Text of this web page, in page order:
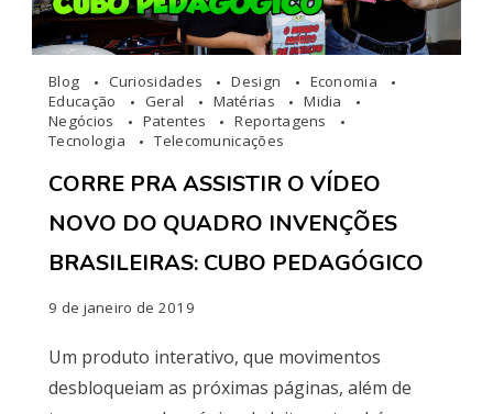
Blog Curiosidades Design
Economia
Educação
Geral Matérias
Midia
Negócios
Patentes
Reportagens
Tecnologia
Telecomunicações
CORRE PRA ASSISTIR O VÍDEO
NOVO DO QUADRO INVENÇÕES
BRASILEIRAS: CUBO PEDAGÓGICO
9 de janeiro de 2019
Um produto interativo, que movimentos
desbloqueiam as próximas páginas, além de